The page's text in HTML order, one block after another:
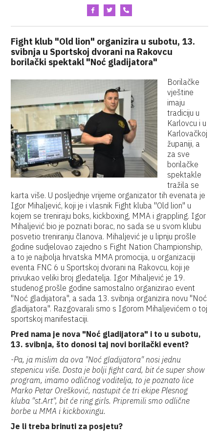
Fight klub "Old lion" organizira u subotu, 13.
svibnja u Sportskoj dvorani na Rakovcu
borilački spektakl "Noć gladijatora"
Borilačke
vještine
imaju
tradiciju u
Karlovcu i u
Karlovačkoj
županiji, a
za sve
borilačke
spektakle
tražila se
karta više. U posljednje vrijeme organizator tih evenata je
Igor Mihaljević, koji je i vlasnik Fight kluba "Old lion" u
kojem se treniraju boks, kickboxing, MMA i grappling. Igor
Mihaljević bio je poznati borac, no sada se u svom klubu
posvetio treniranju članova. Mihaljević je u lipnju prošle
godine sudjelovao zajedno s Fight Nation Championship,
a to je najbolja hrvatska MMA promocija, u organizaciji
eventa FNC 6 u Sportskoj dvorani na Rakovcu, koji je
privukao veliki broj gledatelja. Igor Mihaljević je 19.
studenog prošle godine samostalno organizirao event
"Noć gladijatora", a sada 13. svibnja organizira novu "Noć
gladijatora". Razgovarali smo s Igorom Mihaljevićem o toj
sportskoj manifestaciji.
Pred nama je nova "Noć gladijatora" i to u subotu,
13. svibnja, što donosi taj novi borilački event?
-Pa, ja mislim da ova "Noć gladijatora" nosi jednu
stepenicu više. Dosta je bolji fight card, bit će super show
program, imamo odličnog voditelja, to je poznato lice
Marko Petar Orešković, nastupit će tri ekipe Plesnog
kluba "st.Art", bit će ring girls. Pripremili smo odlične
borbe u MMA i kickboxingu.
Je li treba brinuti za posjetu?